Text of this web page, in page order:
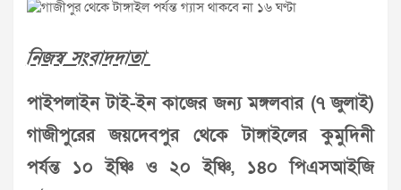
নিজস্ব সংবাদদাতা
পাইপলাইন টাই-ইন কাজের জন্য মঙ্গলবার (৭ জুলাই)
গাজীপুরের জয়দেবপুর থেকে টাঙ্গাইলের কুমুদিনী
পর্যন্ত ১০ ইঞ্চি ও ২০ ইঞ্চি, ১৪০ পিএসআইজি